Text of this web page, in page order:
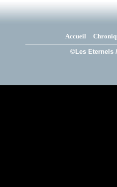
Accueil
©Les Eternels